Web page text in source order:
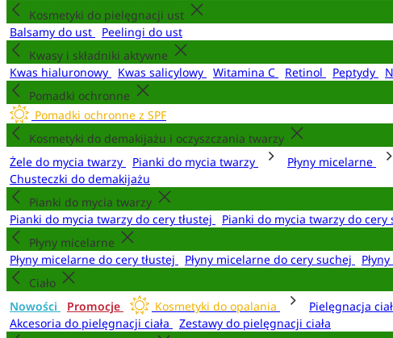
Kosmetyki do pielęgnacji ust
Balsamy do ust
Peelingi do ust
Kwasy i składniki aktywne
Kwas hialuronowy
Kwas salicylowy Witamina C Retinol Peptydy
Pomadki ochronne
Pomadki ochronne z SPF
Kosmetyki do demakijażu i oczyszczania twarzy
Żele do mycia twarzy
Pianki do mycia twarzy Płyny micelarne
Chusteczki do demakijażu
Pianki do mycia twarzy
Pianki do mycia twarzy do cery tłustej
Pianki do mycia twarzy do cery
Płyny micelarne
Płyny micelarne do cery tłustej
Płyny micelarne do cery suchej
Ciało
Nowości
Promocje Kosmetyki do opalania Pielęgnacja
Akcesoria do pielęgnacji ciała
Zestawy do pielęgnacji ciała